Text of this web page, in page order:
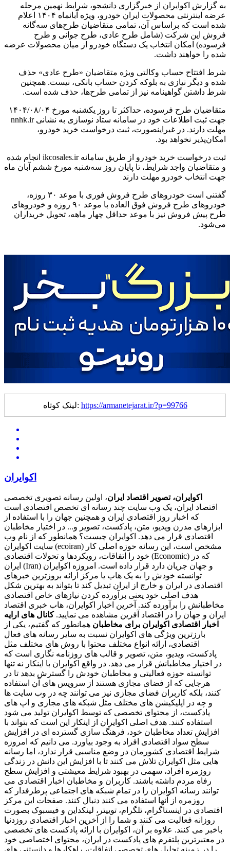
به گزارش اکوایران از خبرگزاری دانشجو، شرایط نهمین مرحله
عرضه اینترنتی محصولات ایران خودرو، ویژه آبانماه ۱۴۰۴ اعلام
شده است که براساس آن، تمامی متقاضیان طرح‌های سه‌گانه
فروش این شرکت (شامل طرح عادی، طرح جوانی و طرح
فرسوده) امکان انتخاب یک دستگاه خودرو از میان محصولات عرضه
شده را خواهند داشت.
شرط افتتاح حساب وکالتی ویژه متقاضیان «طرح عادی» حذف
شده و دیگر نیازی به بلوکه کردن حساب بانکی، نیست. همچنین
شرط داشتن گواهینامه نیز از تمامی طرح‌ها، حذف شده است.
متقاضیان طرح فرسوده، حداکثر تا روز یکشنبه مورخ ۱۴۰۴/۰۸/۰۴
جهت ثبت اطلاعات خود در سامانه ستاد نوسازی به نشانی nnhk.ir
مهلت دارند. در غیراینصورت، ثبت درخواست خرید خودرو،
امکان‌پذیر نخواهد بود.
ثبت درخواست خرید خودرو از طریق سامانه ikcosales.ir انجام شده
و متقاضیان واجد شرایط، تا پایان روز سه‌شنبه مورخ ششم آبان ماه
جهت انتخاب خودرو مهلت دارند
گفتنی است خودرو‌های طرح فروش فوری با موعد ۳۰ روزه،
خودرو‌های طرح فروش فوق العاده با موعد ۹۰ روزه و خودرو‌های
طرح پیش فروش نیز با موعد حداقل چهار ماهه، تحویل خریداران
می‌شود.
لینک کوتاه: https://armanetejarat.ir/?p=99766
اکوایران
اکوایران، تصویر اقتصاد ایران، اولین رسانه تصویری تخصصی
اقتصاد ایران، یک وب سایت چند رسانه ای تخصص اقتصادی است
که اخبار روز اقتصادی ایران و همچنین جهان را با استفاده از
ابزارهای مدرن ویدیو، متن، پادکست، تصویر و... در اختیار مخاطبان
اقتصادی قرار می دهد. اکوایران چیست؟ همانطور که از نام وب
سایت اکوایران (ecoiran) مشخص است، این رسانه حوزه اصلی کار
خود را اتفاقات، رویکردها و تحولات اقتصادی (Economic) که در
ایران (Iran) و جهان جریان دارد قرار داده است. امروزه اکوایران
توانسته خودش را به یک هاب یا مرکز ارائه بروزترین خبرهای
اقتصادی در ایران و خارج از ایران تبدیل کند تا بتواند به بهترین شکل
هدف اصلی خود یعنی برآورده کردن نیازهای خاص اقتصادی
مخاطبانش را برآورده کند. آخرین اخبار اکوایران، هاب خبری اقتصاد
ایران و جهان را در اقتصاد آفرین مشاهده می نمایید.کانال های ارایه
اخبار اقتصادی اکوایران برای مخاطبان همانطور که گفتیم، یکی از
بارزترین ویژگی های اکوایران نسبت به سایر رسانه های فعال
اقتصادی، ارائه انواع مختلف محتوا با روش های مختلف مثل
پادکست، ویدیو، متن، تصویر و قالب های روزنامه نگاری است که
در اختیار مخاطبانش قرار می دهد. در واقع اکوایران با اینکار نه تنها
توانسته حوزه فعالیتی و مخاطبان خودش را گسترش بدهد تا در
هرجایی که از فضای مجازی هستند از سرویس های آن استفاده
کنند، بلکه کاربران فضای مجازی نیز می توانند چه در وب سایت ها
و چه در اپلیکیشن های مختلف مثل شبکه های مجازی و اپ های
پادکست، از محتوای تخصصی که توسط اکوایران تولید می شود
استفاده کنند. هدف اصلی اکوایران از اینکار این است که بتواند با
افزایش تعداد مخاطبان خود، فرهنگ سازی گسترده ای در افزایش
سطح سواد اقتصادی افراد به وجود بیاورد. می دانیم که امروزه
شرایط اقتصادی کشورمان در وضع مناسبی قرار ندارد، اما رسانه
هایی مثل اکوایران تلاش می کنند تا با افزایش این دانش در زندگی
روزمره افراد، سهمی در بهبود شرایط معیشتی و افزایش سطح
رفاه مردم داشته باشند. کاربران و مخاطبان اخبار اقتصادی می
توانند رسانه اکوایران را در تمام شبکه های اجتماعی پرطرفدار که
روزمره از آنها استفاده می کنند دنبال کنند. صفحات این مرکز
اقتصادی در اینستاگرام، تلگرام، توییتر، لینکداین و فیسبوک بصورت
روزانه فعالیت می کنند و شما را از آخرین اخبار اقتصادی روزدنیا
باخبر می کنند. علاوه بر آن، اکوایران با ارائه پادکست های تخصصی
در معتبرترین پلتفرم های پادکست در ایران، محتوای اختصاصی خود